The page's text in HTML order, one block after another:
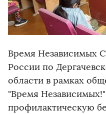
Время Независимых
России по
области в рамках
"Время
профилактическую